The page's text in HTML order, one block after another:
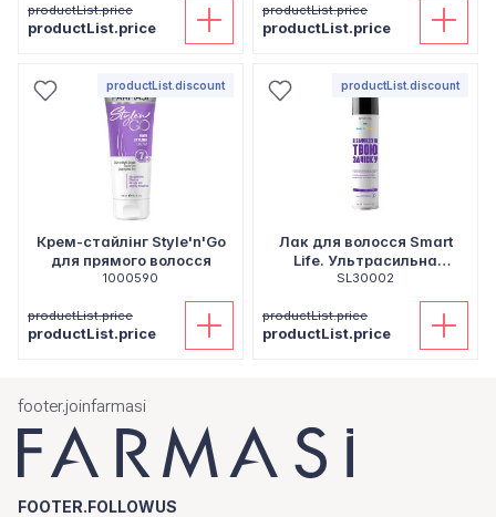
productList.price
productList.price
productList.price
productList.price
productList.discount
Крем-стайлінг Style'n'Go
для прямого волосся
1000590
productList.price
productList.price
productList.discount
Лак для волосся Smart
Life. Ультрасильна
фіксація, 300 мл
SL30002
productList.price
productList.price
footer.joinfarmasi
FOOTER.FOLLOWUS